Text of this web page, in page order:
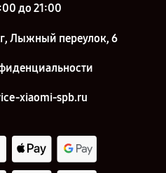
до 21:00
Лыжный переулок, 6
xiaomi-spb.ru